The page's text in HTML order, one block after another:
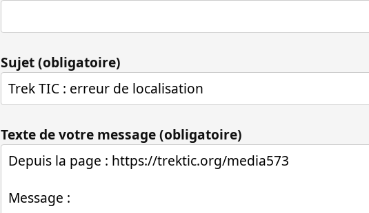
Sujet (obligatoire)
Texte de votre message (obligatoire)